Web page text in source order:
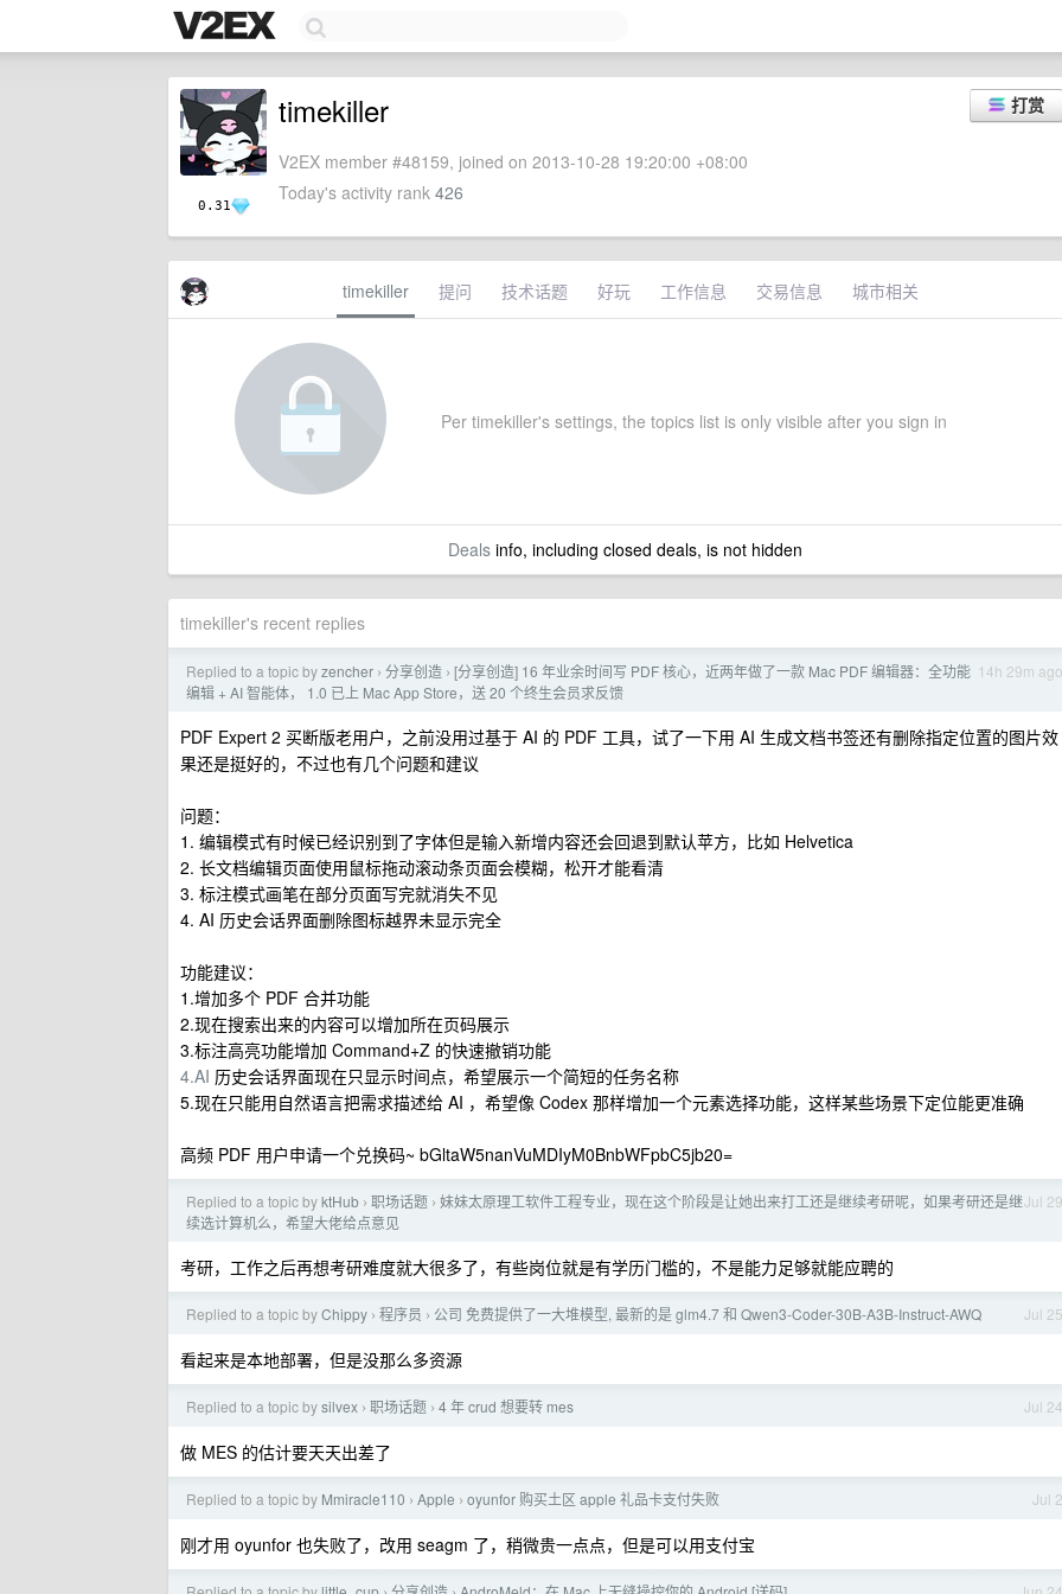
0.31
打赏
timekiller
V2EX member #48159, joined on 2013-10-28 19:20:00 +08:00
Today's activity rank 426
timekiller 提问 技术话题 好玩 工作信息 交易信息 城市相关
Per timekiller's settings, the topics list is only visible after you sign in
Dealsinfo, including closed deals, is not hidden
timekiller's recent replies
14h 29m ago
Replied to a topic byzencher › 分享创造 › [分享创造] 16 年业余时间写 PDF 核心，近两年做了一款 Mac PDF 编辑器：全功能
编辑 + AI 智能体， 1.0 已上 Mac App Store，送 20 个终生会员求反馈
PDF Expert 2 买断版老用户，之前没用过基于 AI 的 PDF 工具，试了一下用 AI 生成文档书签还有删除指定位置的图片效
果还是挺好的，不过也有几个问题和建议
问题：
1. 编辑模式有时候已经识别到了字体但是输入新增内容还会回退到默认苹方，比如 Helvetica
2. 长文档编辑页面使用鼠标拖动滚动条页面会模糊，松开才能看清
3. 标注模式画笔在部分页面写完就消失不见
4. AI 历史会话界面删除图标越界未显示完全
功能建议：
1.增加多个 PDF 合并功能
2.现在搜索出来的内容可以增加所在页码展示
3.标注高亮功能增加 Command+Z 的快速撤销功能
4.AI 历史会话界面现在只显示时间点，希望展示一个简短的任务名称
5.现在只能用自然语言把需求描述给 AI ，希望像 Codex 那样增加一个元素选择功能，这样某些场景下定位能更准确
高频 PDF 用户申请一个兑换码~ bGltaW5nanVuMDIyM0BnbWFpbC5jb20=
Jul 29
Replied to a topic byktHub › 职场话题 › 妹妹太原理工软件工程专业，现在这个阶段是让她出来打工还是继续考研呢，如果考研还是继
续选计算机么，希望大佬给点意见
考研，工作之后再想考研难度就大很多了，有些岗位就是有学历门槛的，不是能力足够就能应聘的
Jul 25
Replied to a topic byChippy › 程序员 › 公司 免费提供了一大堆模型, 最新的是 glm4.7 和 Qwen3-Coder-30B-A3B-Instruct-AWQ
看起来是本地部署，但是没那么多资源
Jul 24
Replied to a topic bysilvex › 职场话题 › 4 年 crud 想要转 mes
做 MES 的估计要天天出差了
Jul 2
Replied to a topic by Mmiracle110 › Apple › oyunfor 购买土区 apple 礼品卡支付失败
刚才用 oyunfor 也失败了，改用 seagm 了，稍微贵一点点，但是可以用支付宝